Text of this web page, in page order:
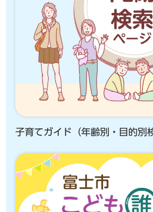
子育てガイド（年齢別・目的別